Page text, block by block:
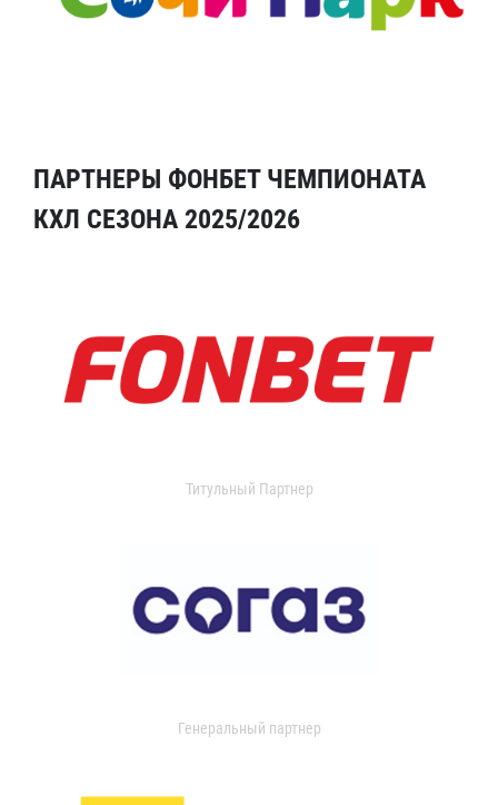
ПАРТНЕРЫ ФОНБЕТ ЧЕМПИОНАТА
КХЛ СЕЗОНА 2025/2026
Титульный Партнер
Генеральный партнер